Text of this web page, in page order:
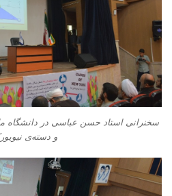
سخنرانی استاد حسن عباسی در دانشگاه
و دسته‌‌ی